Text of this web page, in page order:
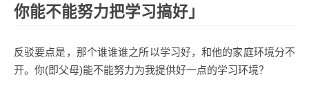
你能不能努力把学习搞好」
反驳要点是，那个谁谁谁之所以学习好，和他的家庭环境分不
开。你(即父母)能不能努力为我提供好一点的学习环境？